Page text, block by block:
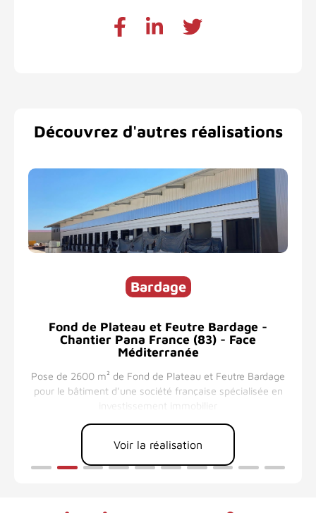
Découvrez d'autres réalisations
Bardage
Fond de Plateau et Feutre Bardage -
Chantier Pana France (83) - Face
Méditerranée
Pose de 2600 m² de Fond de Plateau et Feutre Bardage
pour le bâtiment d'une société française spécialisée en
investissement immobilier
Voir la réalisation